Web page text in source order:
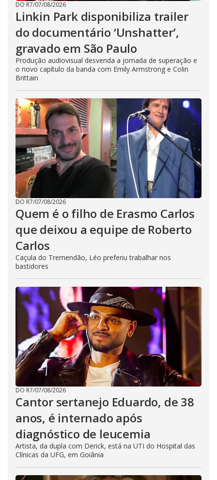
DO R7/07/08/2026
Linkin Park disponibiliza trailer
do documentário ‘Unshatter’,
gravado em São Paulo
Produção audiovisual desvenda a jornada de superação e
o novo capítulo da banda com Emily Armstrong e Colin
Brittain
DO R7/07/08/2026
Quem é o filho de Erasmo Carlos
que deixou a equipe de Roberto
Carlos
Caçula do Tremendão, Léo preferiu trabalhar nos
bastidores
DO R7/07/08/2026
Cantor sertanejo Eduardo, de 38
anos, é internado após
diagnóstico de leucemia
Artista, da dupla com Derick, está na UTI do Hospital das
Clínicas da UFG, em Goiânia